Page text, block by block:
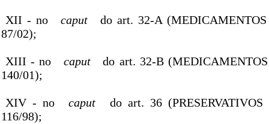
XII - no caput
do art. 32-A
87/02);
XIII - no caput
do art. 32-B
140/01);
XIV - no caput
do art. 36
116/98);